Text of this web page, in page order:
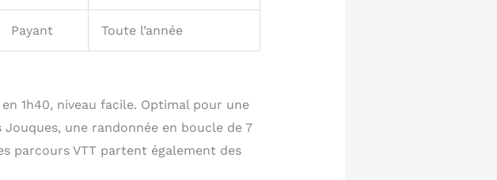
Payant Toute l’année
1h40, niveau facile. Optimal pour une
une randonnée en boucle de 7
parcours VTT partent également des